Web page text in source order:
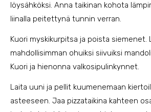
löysähköksi. Anna taikinan kohota
liinalla peitettynä tunnin verran.
Kuori myskikurpitsa ja poista siemenet.
mahdollisimman ohuiksi siivuiksi
Kuori ja hienonna valkosipulinkynnet.
Laita uuni ja pellit kuumenemaan
asteeseen. Jaa pizzataikina kahteen